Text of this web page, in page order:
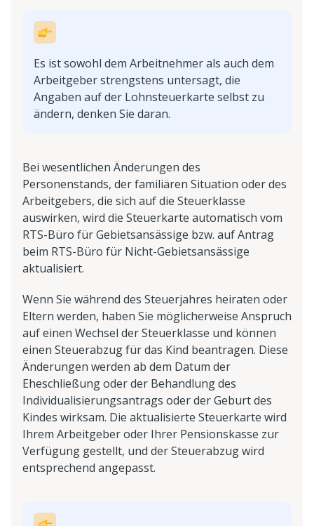
Es ist sowohl dem Arbeitnehmer als auch dem
Arbeitgeber strengstens untersagt, die
Angaben auf der Lohnsteuerkarte selbst zu
ändern, denken Sie daran.
Bei wesentlichen Änderungen des
Personenstands, der familiären Situation oder des
Arbeitgebers, die sich auf die Steuerklasse
auswirken, wird die Steuerkarte automatisch vom
RTS-Büro für Gebietsansässige bzw. auf Antrag
beim RTS-Büro für Nicht-Gebietsansässige
aktualisiert.
Wenn Sie während des Steuerjahres heiraten oder
Eltern werden, haben Sie möglicherweise Anspruch
auf einen Wechsel der Steuerklasse und können
einen Steuerabzug für das Kind beantragen. Diese
Änderungen werden ab dem Datum der
Eheschließung oder der Behandlung des
Individualisierungsantrags oder der Geburt des
Kindes wirksam. Die aktualisierte Steuerkarte wird
Ihrem Arbeitgeber oder Ihrer Pensionskasse zur
Verfügung gestellt, und der Steuerabzug wird
entsprechend angepasst.